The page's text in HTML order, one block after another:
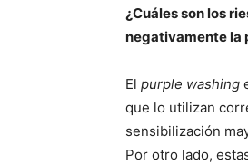
¿Cuáles son los
negativamente la
El purple washing
que lo utilizan
sensibilización
Por otro lado,